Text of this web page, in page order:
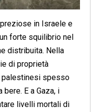
preziose in Israele e
forte squilibrio nel
distribuita. Nella
di proprietà
palestinesi spesso
bere. E a Gaza, i
livelli mortali di